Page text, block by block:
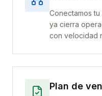
Conectamos
ya cierra
con velocidad
Plan de